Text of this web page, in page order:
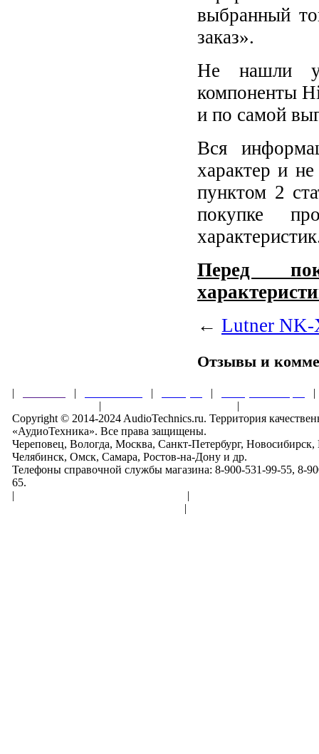
выбранный
заказ».
Не нашли у
компоненты
и по самой
Вся
характер и
пунктом 2
покупке
Перед
← Lutner NK-
Отзывы и
| | | |
|
|
Copyright © 2014-2024 AudioTechnics.ru. Территория
«АудиоТехника». Все права защищены.
Череповец, Вологда, Москва, Санкт-Петербург,
Челябинск, Омск, Самара, Ростов-на-Дону и др.
Телефоны справочной службы магазина: 8-900-531-99-55, 8-
65.
|
|
|